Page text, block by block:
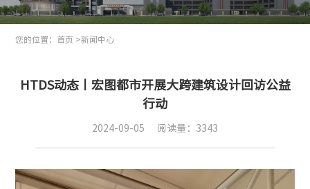
您的位置： 首页 >新闻中心
HTDS动态丨宏图都市开展大跨建筑设计回访公益
行动
2024-09-05 阅读量：3343